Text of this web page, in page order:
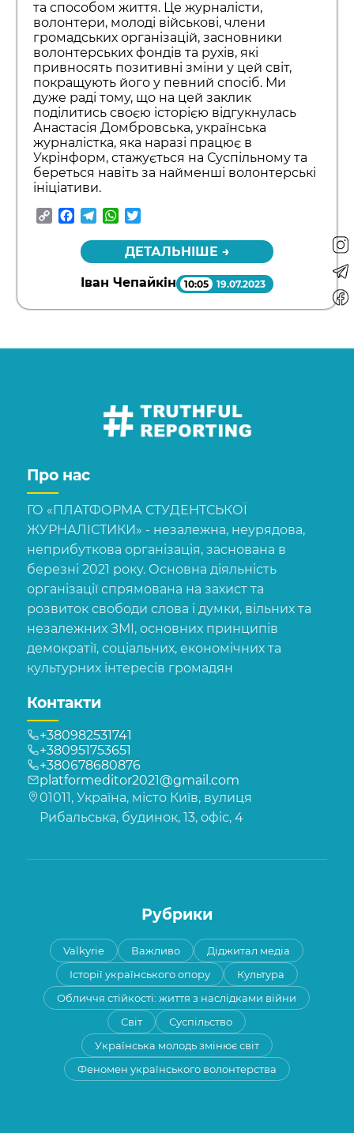
та способом життя. Це журналісти,
волонтери, молоді військові, члени
громадських організацій, засновники
волонтерських фондів та рухів, які
привносять позитивні зміни у цей світ,
покращують його у певний спосіб. Ми
дуже раді тому, що на цей заклик
поділитись своєю історією відгукнулась
Анастасія Домбровська, українська
журналістка, яка наразі працює в
Укрінформ, стажується на Суспільному та
береться навіть за найменші волонтерські
ініціативи.
CopyFacebook
TelegramWhatsApp
ДЕТАЛЬНІШЕ →
Іван Чепайкін 10:05 19.07.2023
Про нас
ГО «ПЛАТФОРМА СТУДЕНТСЬКОЇ
ЖУРНАЛІСТИКИ» - незалежна, неурядова,
неприбуткова організація, заснована в
березні 2021 року. Основна діяльність
організації спрямована на захист та
розвиток свободи слова і думки, вільних та
незалежних ЗМІ, основних принципів
демократії, соціальних, економічних та
культурних інтересів громадян
Контакти
+380982531741
+380951753651
+380678680876
platformeditor2021@gmail.com
01011, Україна, місто Київ, вулиця
Рибальська, будинок, 13, офіс, 4
Рубрики
Valkyrie Важливо
Діджитал медіа
Історії українського опору
Культура
Обличчя стійкості: життя з наслідками війни
Світ
Суспільство
Українська молодь змінює світ
Феномен українського волонтерства